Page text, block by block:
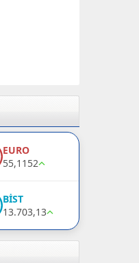
EURO
55,1152
BİST
13.703,13